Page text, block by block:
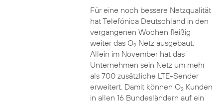
Für eine noch bessere Netzqualität
hat Telefónica Deutschland in den
vergangenen Wochen fleißig
weiter das O2Netz ausgebaut.
Allein im November hat das
Unternehmen sein Netz um mehr
als 700 zusätzliche LTE-Sender
erweitert. Damit können O2Kunden
in allen 16 Bundesländern auf ein